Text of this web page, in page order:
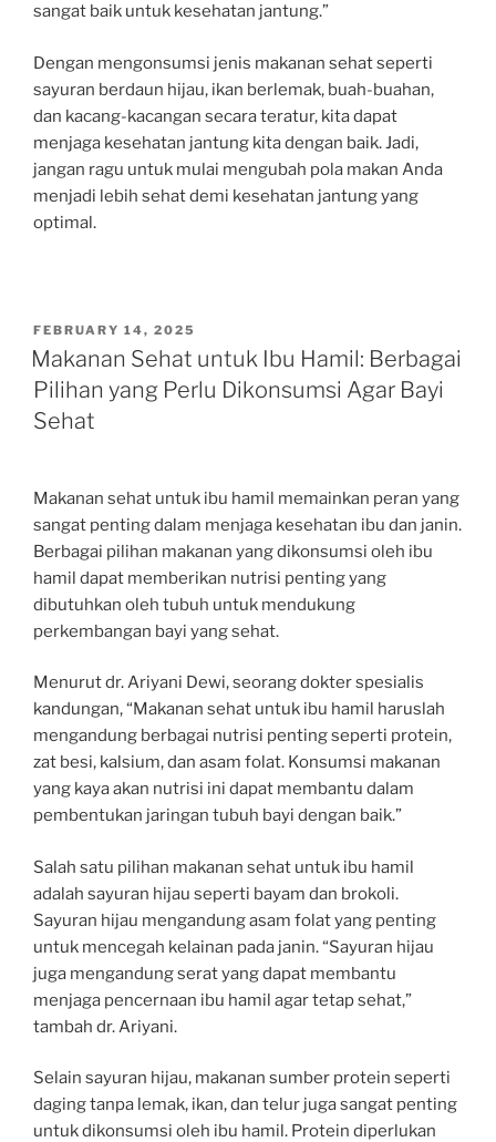
sangat baik untuk kesehatan jantung.”
Dengan mengonsumsi jenis makanan sehat seperti
sayuran berdaun hijau, ikan berlemak, buah-buahan,
dan kacang-kacangan secara teratur, kita dapat
menjaga kesehatan jantung kita dengan baik. Jadi,
jangan ragu untuk mulai mengubah pola makan Anda
menjadi lebih sehat demi kesehatan jantung yang
optimal.
POSTED
ON
FEBRUARY 14, 2025
Makanan Sehat untuk Ibu Hamil: Berbagai
Pilihan yang Perlu Dikonsumsi Agar Bayi
Sehat
Makanan sehat untuk ibu hamil memainkan peran yang
sangat penting dalam menjaga kesehatan ibu dan janin.
Berbagai pilihan makanan yang dikonsumsi oleh ibu
hamil dapat memberikan nutrisi penting yang
dibutuhkan oleh tubuh untuk mendukung
perkembangan bayi yang sehat.
Menurut dr. Ariyani Dewi, seorang dokter spesialis
kandungan, “Makanan sehat untuk ibu hamil haruslah
mengandung berbagai nutrisi penting seperti protein,
zat besi, kalsium, dan asam folat. Konsumsi makanan
yang kaya akan nutrisi ini dapat membantu dalam
pembentukan jaringan tubuh bayi dengan baik.”
Salah satu pilihan makanan sehat untuk ibu hamil
adalah sayuran hijau seperti bayam dan brokoli.
Sayuran hijau mengandung asam folat yang penting
untuk mencegah kelainan pada janin. “Sayuran hijau
juga mengandung serat yang dapat membantu
menjaga pencernaan ibu hamil agar tetap sehat,”
tambah dr. Ariyani.
Selain sayuran hijau, makanan sumber protein seperti
daging tanpa lemak, ikan, dan telur juga sangat penting
untuk dikonsumsi oleh ibu hamil. Protein diperlukan